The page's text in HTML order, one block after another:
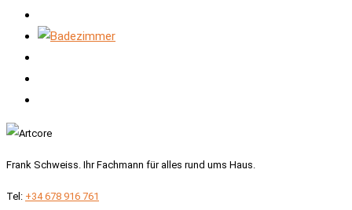
Frank Schweiss. Ihr Fachmann für alles rund ums Haus.
Tel: +34 678 916 761